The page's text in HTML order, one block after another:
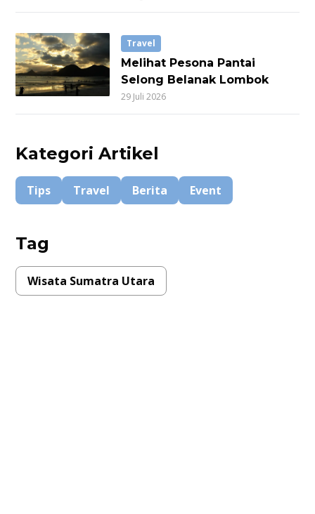
Travel
Melihat Pesona Pantai
Selong Belanak Lombok
29 Juli 2026
Kategori Artikel
Tips Travel Berita Event
Tag
Wisata Sumatra Utara